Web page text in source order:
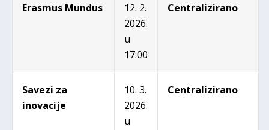
Erasmus Mundus
12. 2.
2026.
u
17:00
Centralizirano
Savezi za
inovacije
10. 3.
2026.
u
Centralizirano